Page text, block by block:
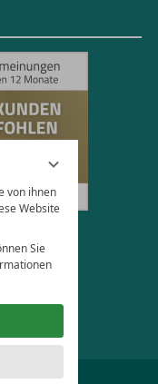
von ihnen
Website
Sie